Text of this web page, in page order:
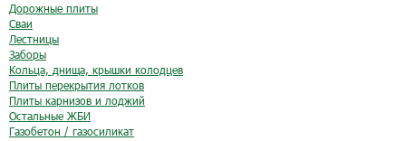
Дорожные плиты
Сваи
Лестницы
Заборы
Кольца, днища, крышки колодцев
Плиты перекрытия лотков
Плиты карнизов и лоджий
Остальные ЖБИ
Газобетон / газосиликат